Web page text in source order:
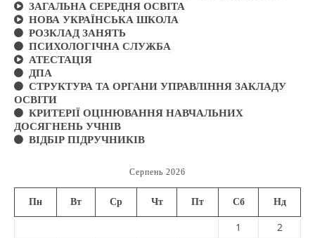
ЗАГАЛЬНА СЕРЕДНЯ ОСВІТА
НОВА УКРАЇНСЬКА ШКОЛА
РОЗКЛАД ЗАНЯТЬ
ПСИХОЛОГІЧНА СЛУЖБА
АТЕСТАЦІЯ
ДПА
СТРУКТУРА ТА ОРГАНИ УПРАВЛІННЯ ЗАКЛАДУ
ОСВІТИ
КРИТЕРІЇ ОЦІНЮВАННЯ НАВЧАЛЬНИХ
ДОСЯГНЕНЬ УЧНІВ
ВІДБІР ПІДРУЧНИКІВ
Серпень 2026
Пн Вт Ср Чт Пт Сб Нд
1
2